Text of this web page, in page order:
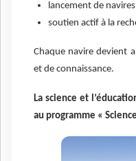
lancement de
soutien actif à la
Chaque navire devient
et de connaissance.
La science et
au programme «